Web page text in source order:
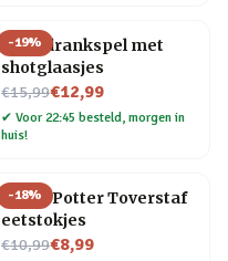
-19%
Ludo drankspel met
shotglaasjes
€15,99
Nu voor€12,99
✔ Voor 22:45 besteld, morgen in
huis!
-18%
Harry Potter Toverstaf
eetstokjes
€10,99
Nu voor€8,99